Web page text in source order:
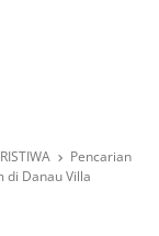
Pencarian
di Danau Villa